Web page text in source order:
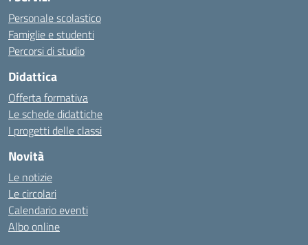
Personale scolastico
Famiglie e studenti
Percorsi di studio
Didattica
Offerta formativa
Le schede didattiche
I progetti delle classi
Novità
Le notizie
Le circolari
Calendario eventi
Albo online